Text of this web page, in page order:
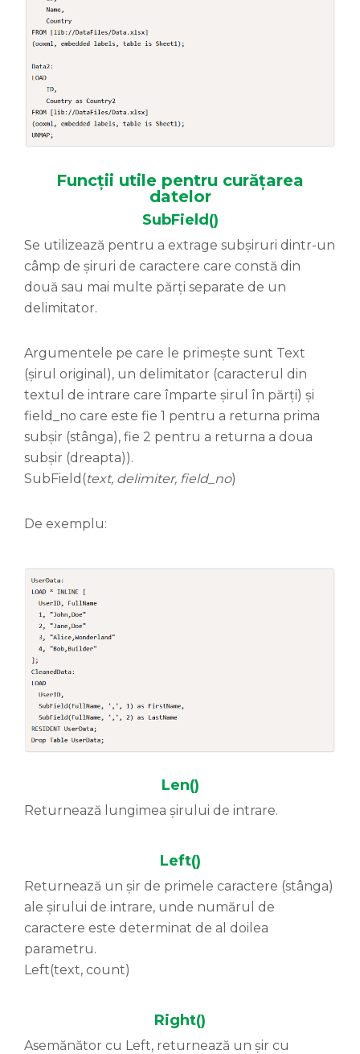
Funcții utile pentru curățarea
datelor
SubField()
Se utilizează pentru a extrage subșiruri dintr-un
câmp de șiruri de caractere care constă din
două sau mai multe părți separate de un
delimitator.
Argumentele pe care le primește sunt Text
(șirul original), un delimitator (caracterul din
textul de intrare care împarte șirul în părți) și
field_no care este fie 1 pentru a returna prima
subșir (stânga), fie 2 pentru a returna a doua
subșir (dreapta)).
SubField(text, delimiter, field_no)
De exemplu:
Len()
Returnează lungimea șirului de intrare.
Left()
Returnează un șir de primele caractere (stânga)
ale șirului de intrare, unde numărul de
caractere este determinat de al doilea
parametru.
Left(text, count)
Right()
Asemănător cu Left, returnează un șir cu